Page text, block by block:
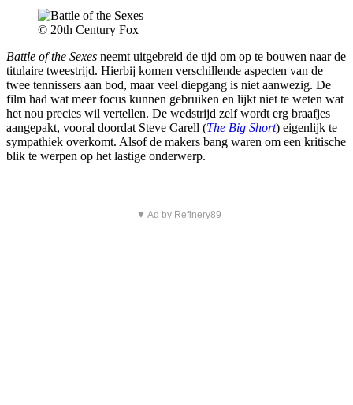
© 20th Century Fox
Battle of the Sexes neemt uitgebreid de tijd om op te bouwen naar de
titulaire tweestrijd. Hierbij komen verschillende aspecten van de
twee tennissers aan bod, maar veel diepgang is niet aanwezig. De
film had wat meer focus kunnen gebruiken en lijkt niet te weten wat
het nou precies wil vertellen. De wedstrijd zelf wordt erg braafjes
aangepakt, vooral doordat Steve Carell (The Big Short) eigenlijk te
sympathiek overkomt. Alsof de makers bang waren om een kritische
blik te werpen op het lastige onderwerp.
▼ Ad by Refinery89